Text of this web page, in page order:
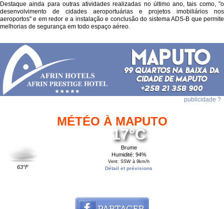
Destaque ainda para outras atividades realizadas no último ano, tais como, "o
desenvolvimento de cidades aeroportuárias e projetos imobiliários nos
aeroportos" e em redor e a instalação e conclusão do sistema ADS-B que permite
melhorias de segurança em todo espaço aéreo.
publicidade ?
MÉTÉO À MAPUTO
63°F
17°C
Brume
Humidité: 94%
Vent: SSW à 9km/h
Détail et prévisions